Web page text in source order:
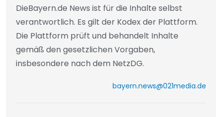
DieBayern.de News ist für die Inhalte selbst
verantwortlich. Es gilt der Kodex der Plattform.
Die Plattform prüft und behandelt Inhalte
gemäß den gesetzlichen Vorgaben,
insbesondere nach dem NetzDG.
bayern.news@021media.de